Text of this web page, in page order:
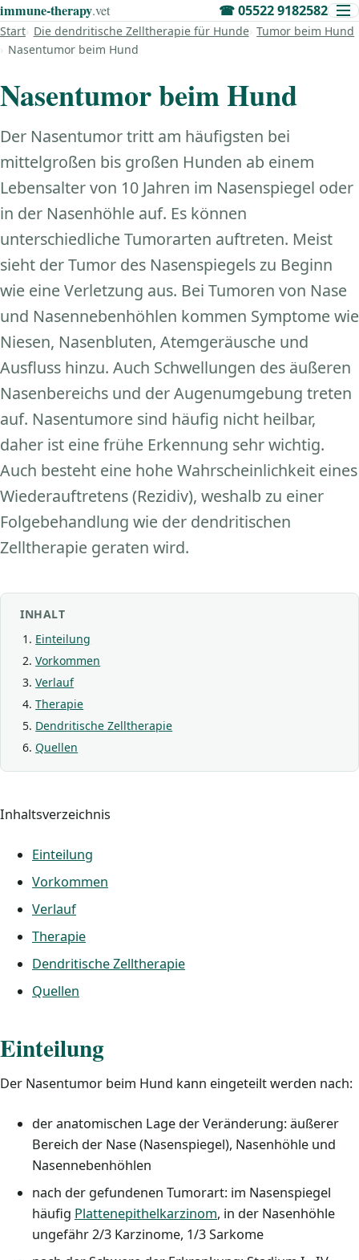
immune‑therapy.vet ☎05522 9182582
Start Die dendritische Zelltherapie für Hunde Tumor beim Hund
Nasentumor beim Hund
Nasentumor beim Hund
Der Nasentumor tritt am häufigsten bei
mittelgroßen bis großen Hunden ab einem
Lebensalter von 10 Jahren im Nasenspiegel oder
in der Nasenhöhle auf. Es können
unterschiedliche Tumorarten auftreten. Meist
sieht der Tumor des Nasenspiegels zu Beginn
wie eine Verletzung aus. Bei Tumoren von Nase
und Nasennebenhöhlen kommen Symptome wie
Niesen, Nasenbluten, Atemgeräusche und
Ausfluss hinzu. Auch Schwellungen des äußeren
Nasenbereichs und der Augenumgebung treten
auf. Nasentumore sind häufig nicht heilbar,
daher ist eine frühe Erkennung sehr wichtig.
Auch besteht eine hohe Wahrscheinlichkeit eines
Wiederauftretens (Rezidiv), weshalb zu einer
Folgebehandlung wie der dendritischen
Zelltherapie geraten wird.
INHALT
Einteilung
Vorkommen
Verlauf
Therapie
Dendritische Zelltherapie
Quellen
Inhaltsverzeichnis
Einteilung
Vorkommen
Verlauf
Therapie
Dendritische Zelltherapie
Quellen
Einteilung
Der Nasentumor beim Hund kann eingeteilt werden nach:
der anatomischen Lage der Veränderung: äußerer
Bereich der Nase (Nasenspiegel), Nasenhöhle und
Nasennebenhöhlen
nach der gefundenen Tumorart: im Nasenspiegel
häufig Plattenepithelkarzinom, in der Nasenhöhle
ungefähr 2/3 Karzinome, 1/3 Sarkome